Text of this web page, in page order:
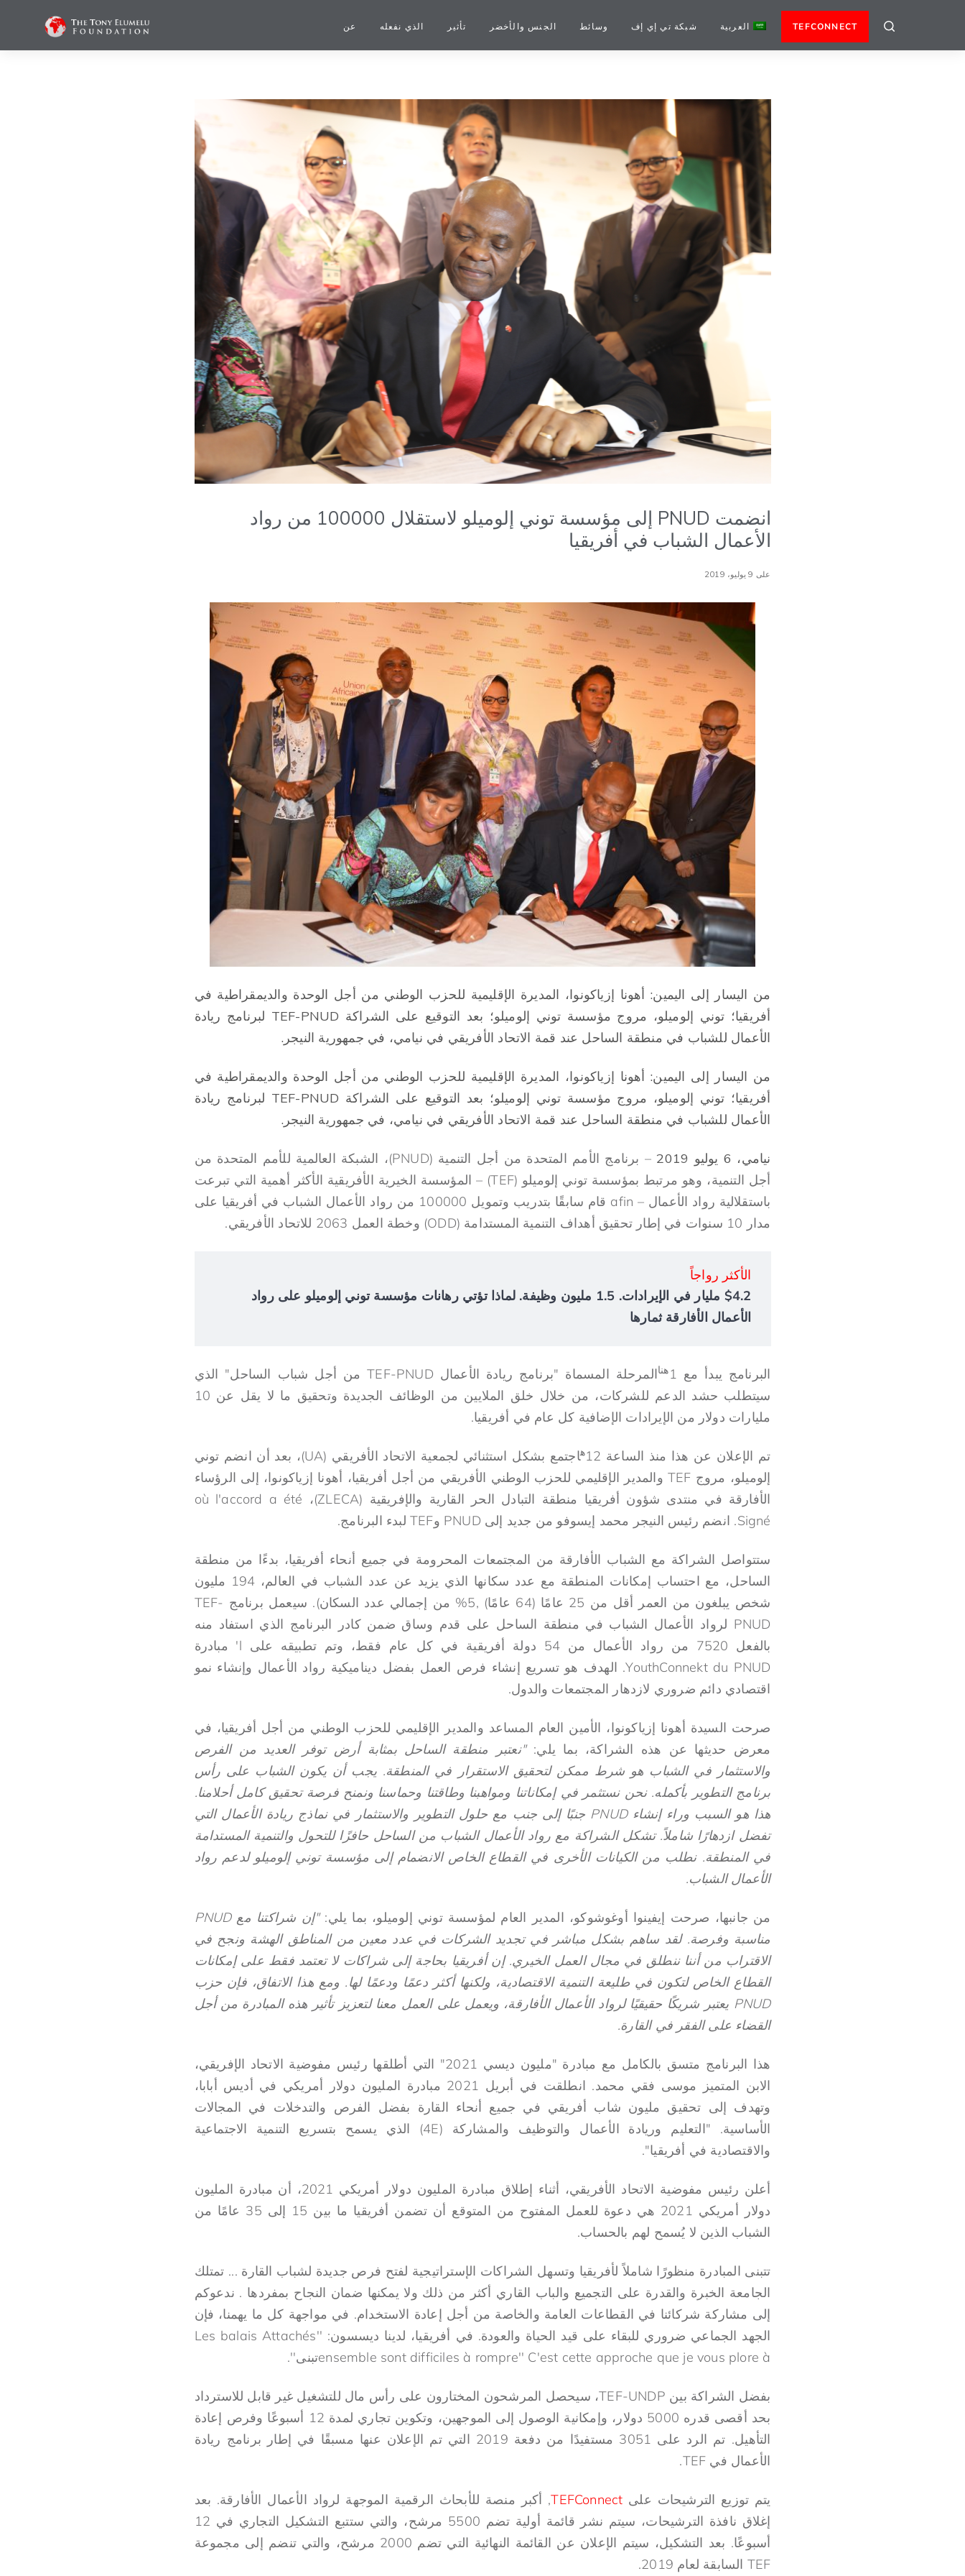
عن الذي نفعله تأثير الجنس والأخضر وسائط شبكة تي إي إف العربية TEFCONNECT
انضمت PNUD إلى مؤسسة توني إلوميلو لاستقلال 100000 من رواد
الأعمال الشباب في أفريقيا
على 9 يوليو، 2019
من اليسار إلى اليمين: أهونا إزياكونوا، المديرة الإقليمية للحزب الوطني من أجل الوحدة والديمقراطية في
أفريقيا؛ توني إلوميلو، مروج مؤسسة توني إلوميلو؛ بعد التوقيع على الشراكة TEF-PNUD لبرنامج ريادة
الأعمال للشباب في منطقة الساحل عند قمة الاتحاد الأفريقي في نيامي، في جمهورية النيجر.
من اليسار إلى اليمين: أهونا إزياكونوا، المديرة الإقليمية للحزب الوطني من أجل الوحدة والديمقراطية في
أفريقيا؛ توني إلوميلو، مروج مؤسسة توني إلوميلو؛ بعد التوقيع على الشراكة TEF-PNUD لبرنامج ريادة
الأعمال للشباب في منطقة الساحل عند قمة الاتحاد الأفريقي في نيامي، في جمهورية النيجر.
نيامي، 6 يوليو 2019
– برنامج الأمم المتحدة من أجل التنمية (PNUD)، الشبكة العالمية للأمم المتحدة من
أجل التنمية، وهو مرتبط بمؤسسة توني إلوميلو (TEF) – المؤسسة الخيرية الأفريقية الأكثر أهمية التي تبرعت
باستقلالية رواد الأعمال – afin قام سابقًا بتدريب وتمويل 100000 من رواد الأعمال الشباب في أفريقيا على
مدار 10 سنوات في إطار تحقيق أهداف التنمية المستدامة (ODD) وخطة العمل 2063 للاتحاد الأفريقي.
الأكثر رواجاً
$4.2 مليار في الإيرادات. 1.5 مليون وظيفة. لماذا تؤتي رهانات مؤسسة توني إلوميلو على رواد
الأعمال الأفارقة ثمارها
البرنامج يبدأ مع 1 هنا
المرحلة المسماة "برنامج ريادة الأعمال TEF-PNUD من أجل شباب الساحل" الذي
سيتطلب حشد الدعم للشركات، من خلال خلق الملايين من الوظائف الجديدة وتحقيق ما لا يقل عن 10
مليارات دولار من الإيرادات الإضافية كل عام في أفريقيا.
تم الإعلان عن هذا منذ الساعة 12 ه
اجتمع بشكل استثنائي لجمعية الاتحاد الأفريقي (UA)، بعد أن انضم توني
إلوميلو، مروج TEF والمدير الإقليمي للحزب الوطني الأفريقي من أجل أفريقيا، أهونا إزياكونوا، إلى الرؤساء
الأفارقة في منتدى شؤون أفريقيا منطقة التبادل الحر القارية والإفريقية (ZLECA)، où l'accord a été
Signé. انضم رئيس النيجر محمد إيسوفو من جديد إلى PNUD وTEF لبدء البرنامج.
ستتواصل الشراكة مع الشباب الأفارقة من المجتمعات المحرومة في جميع أنحاء أفريقيا، بدءًا من منطقة
الساحل، مع احتساب إمكانات المنطقة مع عدد سكانها الذي يزيد عن عدد الشباب في العالم، 194 مليون
شخص يبلغون من العمر أقل من 25 عامًا (64 عامًا) ,5% من إجمالي عدد السكان). سيعمل برنامج TEF-
PNUD لرواد الأعمال الشباب في منطقة الساحل على قدم وساق ضمن كادر البرنامج الذي استفاد منه
بالفعل 7520 من رواد الأعمال من 54 دولة أفريقية في كل عام فقط، وتم تطبيقه على l' مبادرة
YouthConnekt du PNUD. الهدف هو تسريع إنشاء فرص العمل بفضل ديناميكية رواد الأعمال وإنشاء نمو
اقتصادي دائم ضروري لازدهار المجتمعات والدول.
صرحت السيدة أهونا إزياكونوا، الأمين العام المساعد والمدير الإقليمي للحزب الوطني من أجل أفريقيا، في
معرض حديثها عن هذه الشراكة، بما يلي:"نعتبر منطقة الساحل بمثابة أرض توفر العديد من الفرص
والاستثمار في الشباب هو شرط ممكن لتحقيق الاستقرار في المنطقة. يجب أن يكون الشباب على رأس
برنامج التطوير بأكمله. نحن نستثمر في إمكاناتنا ومواهبنا وطاقتنا وحماسنا ونمنح فرصة تحقيق كامل أحلامنا.
هذا هو السبب وراء إنشاء PNUD جنبًا إلى جنب مع حلول التطوير والاستثمار في نماذج ريادة الأعمال التي
تفضل ازدهارًا شاملاً. تشكل الشراكة مع رواد الأعمال الشباب من الساحل حافزًا للتحول والتنمية المستدامة
في المنطقة. نطلب من الكيانات الأخرى في القطاع الخاص الانضمام إلى مؤسسة توني إلوميلو لدعم رواد
الأعمال الشباب.
من جانبها، صرحت إيفينوا أوغوشوكو، المدير العام لمؤسسة توني إلوميلو، بما يلي:
"إن شراكتنا مع PNUD
مناسبة وفرصة. لقد ساهم بشكل مباشر في تجديد الشركات في عدد معين من المناطق الهشة ونجح في
الاقتراب من أننا ننطلق في مجال العمل الخيري. إن أفريقيا بحاجة إلى شراكات لا تعتمد فقط على إمكانات
القطاع الخاص لتكون في طليعة التنمية الاقتصادية، ولكنها أكثر دعمًا ودعمًا لها. ومع هذا الاتفاق، فإن حزب
PNUD يعتبر شريكًا حقيقيًا لرواد الأعمال الأفارقة، ويعمل على العمل معنا لتعزيز تأثير هذه المبادرة من أجل
القضاء على الفقر في القارة.
هذا البرنامج متسق بالكامل مع مبادرة "مليون ديسي 2021" التي أطلقها رئيس مفوضية الاتحاد الإفريقي،
الابن المتميز موسى فقي محمد. انطلقت في أبريل 2021 مبادرة المليون دولار أمريكي في أديس أبابا،
وتهدف إلى تحقيق مليون شاب أفريقي في جميع أنحاء القارة بفضل الفرص والتدخلات في المجالات
الأساسية. "التعليم وريادة الأعمال والتوظيف والمشاركة (4E) الذي يسمح بتسريع التنمية الاجتماعية
والاقتصادية في أفريقيا".
أعلن رئيس مفوضية الاتحاد الأفريقي، أثناء إطلاق مبادرة المليون دولار أمريكي 2021، أن مبادرة المليون
دولار أمريكي 2021 هي دعوة للعمل المفتوح من المتوقع أن تضمن أفريقيا ما بين 15 إلى 35 عامًا من
الشباب الذين لا يُسمح لهم بالحساب.
تتبنى المبادرة منظورًا شاملاً لأفريقيا وتسهل الشراكات الإستراتيجية لفتح فرص جديدة لشباب القارة ... تمتلك
الجامعة الخبرة والقدرة على التجميع والباب القاري أكثر من ذلك ولا يمكنها ضمان النجاح بمفردها . ندعوكم
إلى مشاركة شركائنا في القطاعات العامة والخاصة من أجل إعادة الاستخدام. في مواجهة كل ما يهمنا، فإن
الجهد الجماعي ضروري للبقاء على قيد الحياة والعودة. في أفريقيا، لدينا ديسسون: ''Les balais Attachés
ensemble sont difficiles à rompre'' C'est cette approche que je vous plore àتبنى''.
بفضل الشراكة بين TEF-UNDP، سيحصل المرشحون المختارون على رأس مال للتشغيل غير قابل للاسترداد
بحد أقصى قدره 5000 دولار، وإمكانية الوصول إلى الموجهين، وتكوين تجاري لمدة 12 أسبوعًا وفرص إعادة
التأهيل. تم الرد على 3051 مستفيدًا من دفعة 2019 التي تم الإعلان عنها مسبقًا في إطار برنامج ريادة
الأعمال في TEF.
يتم توزيع الترشيحات على TEFConnect, أكبر منصة للأبحاث الرقمية الموجهة لرواد الأعمال الأفارقة. بعد
إغلاق نافذة الترشيحات، سيتم نشر قائمة أولية تضم 5500 مرشح، والتي ستتبع التشكيل التجاري في 12
أسبوعًا. بعد التشكيل، سيتم الإعلان عن القائمة النهائية التي تضم 2000 مرشح، والتي تنضم إلى مجموعة
TEF السابقة لعام 2019.